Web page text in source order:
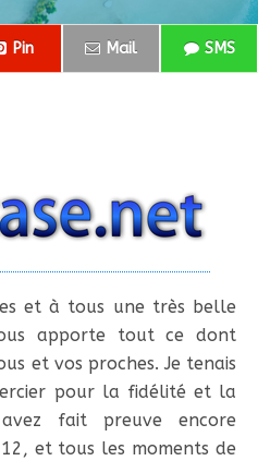
Pin Mail SMS
et à tous une très belle
apporte tout ce dont
et vos proches. Je tenais
pour la fidélité et la
fait preuve encore
et tous les moments de